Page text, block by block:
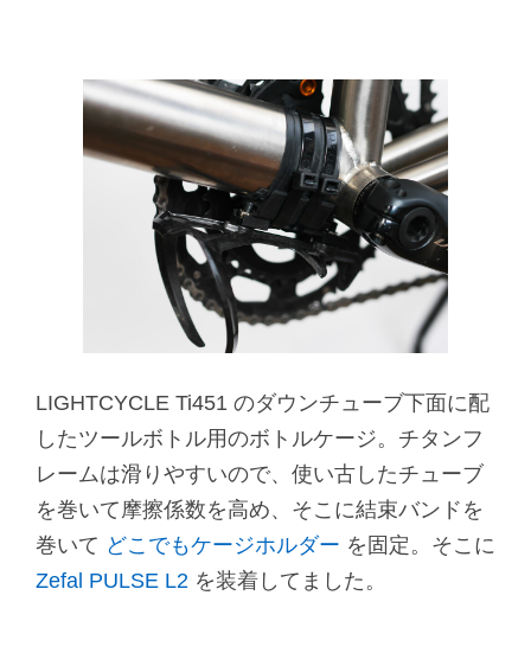
LIGHTCYCLE Ti451 のダウンチューブ下面に配
したツールボトル用のボトルケージ。チタンフ
レームは滑りやすいので、使い古したチューブ
を巻いて摩擦係数を高め、そこに結束バンドを
巻いて どこでもケージホルダー を固定。そこに
Zefal PULSE L2 を装着してました。